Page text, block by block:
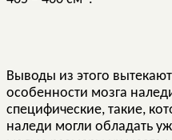
Выводы из этого
особенности мозга
специфические, такие,
наледи могли обладать